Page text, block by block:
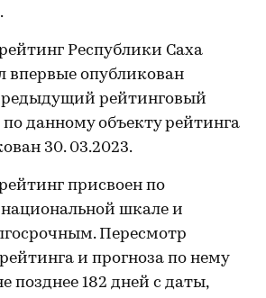
Республики Саха
впервые опубликован
рейтинговый
данному объекту рейтинга
30. 03.2023.
присвоен по
шкале и
Пересмотр
и прогноза по нему
позднее 182 дней с даты,